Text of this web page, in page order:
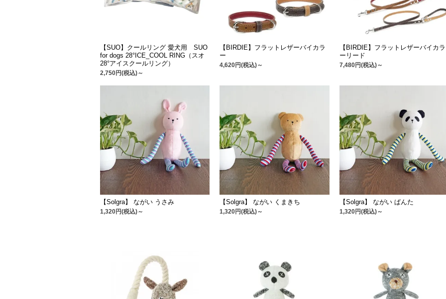
【SUO】クールリング 愛犬用 SUO
for dogs 28°ICE_COOL RING（スオ
28°アイスクールリング）
2,750円(税込)～
【BIRDIE】フラットレザーバイカラ
ー
4,620円(税込)～
【BIRDIE】フラットレザーバイカラ
ーリード
7,480円(税込)～
【Solgra】 ながい うさみ
1,320円(税込)～
【Solgra】 ながい くまきち
1,320円(税込)～
【Solgra】 ながい ぱんた
1,320円(税込)～